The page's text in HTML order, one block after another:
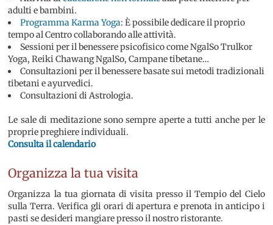
adulti e bambini.
Programma Karma Yoga: È possibile dedicare il proprio
tempo al Centro collaborando alle attività.
Sessioni per il benessere psicofisico come NgalSo Trulkor
Yoga, Reiki Chawang NgalSo, Campane tibetane…
Consultazioni per il benessere basate sui metodi tradizionali
tibetani e ayurvedici.
Consultazioni di Astrologia.
Le sale di meditazione sono sempre aperte a tutti anche per le
proprie preghiere individuali.
Consulta il calendario
Organizza la tua visita
Organizza la tua giornata di visita presso il Tempio del Cielo
sulla Terra. Verifica gli orari di apertura e prenota in anticipo i
pasti se desideri mangiare presso il nostro ristorante.